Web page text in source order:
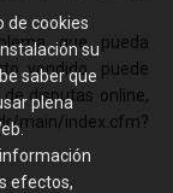
que pueda
vendido, puede
disputas online,
main/index.cfm?
de cookies
su
saber que
plena
efectos,